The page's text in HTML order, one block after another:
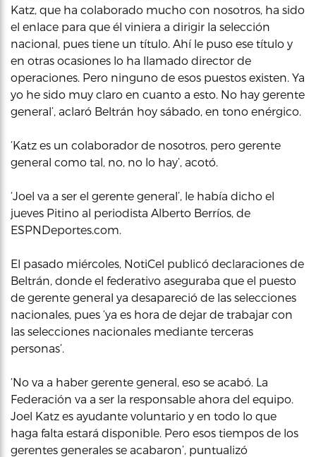
Katz, que ha colaborado mucho con nosotros, ha sido
el enlace para que él viniera a dirigir la selección
nacional, pues tiene un título. Ahí le puso ese título y
en otras ocasiones lo ha llamado director de
operaciones. Pero ninguno de esos puestos existen. Ya
yo he sido muy claro en cuanto a esto. No hay gerente
general’, aclaró Beltrán hoy sábado, en tono enérgico.
‘Katz es un colaborador de nosotros, pero gerente
general como tal, no, no lo hay’, acotó.
‘Joel va a ser el gerente general’, le había dicho el
jueves Pitino al periodista Alberto Berríos, de
ESPNDeportes.com.
El pasado miércoles, NotiCel publicó declaraciones de
Beltrán, donde el federativo aseguraba que el puesto
de gerente general ya desapareció de las selecciones
nacionales, pues ‘ya es hora de dejar de trabajar con
las selecciones nacionales mediante terceras
personas’.
‘No va a haber gerente general, eso se acabó. La
Federación va a ser la responsable ahora del equipo.
Joel Katz es ayudante voluntario y en todo lo que
haga falta estará disponible. Pero esos tiempos de los
gerentes generales se acabaron’, puntualizó